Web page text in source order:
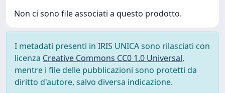
Non ci sono file associati a questo prodotto.
I metadati presenti in IRIS UNICA sono rilasciati con
licenza Creative Commons CC0 1.0 Universal,
mentre i file delle pubblicazioni sono protetti da
diritto d'autore, salvo diversa indicazione.